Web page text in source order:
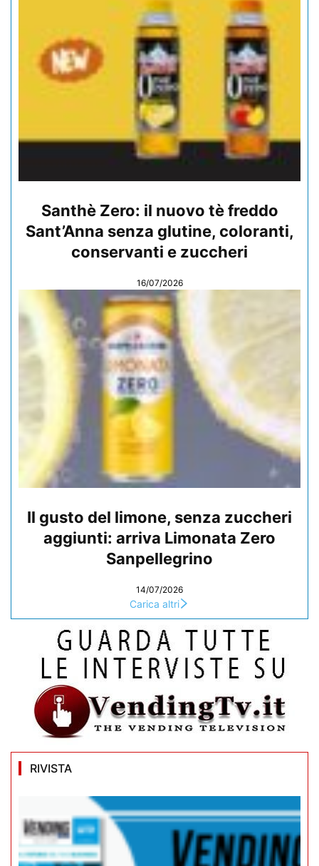
Santhè Zero: il nuovo tè freddo
Sant’Anna senza glutine, coloranti,
conservanti e zuccheri
16/07/2026
Il gusto del limone, senza zuccheri
aggiunti: arriva Limonata Zero
Sanpellegrino
14/07/2026
Carica altri
RIVISTA